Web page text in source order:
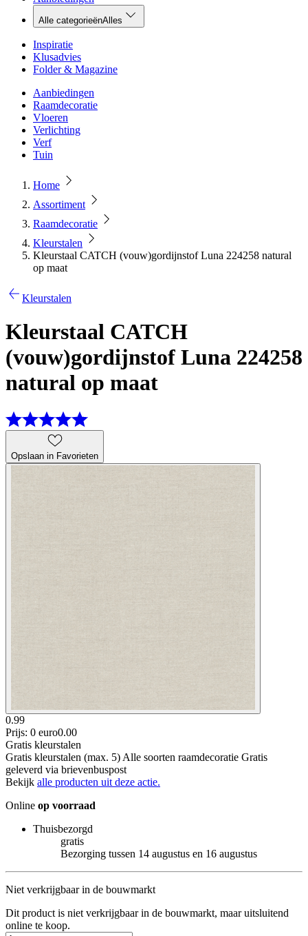
Alle categorieënAlles
Inspiratie
Klusadvies
Folder & Magazine
Aanbiedingen
Raamdecoratie
Vloeren
Verlichting
Verf
Tuin
Home
Assortiment
Raamdecoratie
Kleurstalen
Kleurstaal CATCH (vouw)gordijnstof Luna 224258 natural
op maat
Kleurstalen
Kleurstaal CATCH
(vouw)gordijnstof Luna 224258
natural op maat
Opslaan in Favorieten
0.99
Prijs: 0 euro0.00
Gratis kleurstalen
Gratis kleurstalen (max. 5) Alle soorten raamdecoratie Gratis
geleverd via brievenbuspost
Bekijk alle producten uit deze actie.
Online op voorraad
Thuisbezorgd
gratis
Bezorging tussen 14 augustus en 16 augustus
Niet verkrijgbaar in de bouwmarkt
Dit product is niet verkrijgbaar in de bouwmarkt, maar uitsluitend
online te koop.